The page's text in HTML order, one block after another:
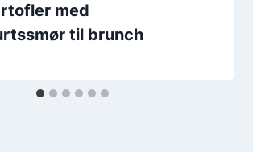
med
til brunch